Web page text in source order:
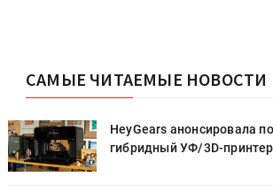
САМЫЕ ЧИТАЕМЫЕ НОВОСТИ
HeyGears анонсировала
гибридный УФ/3D-